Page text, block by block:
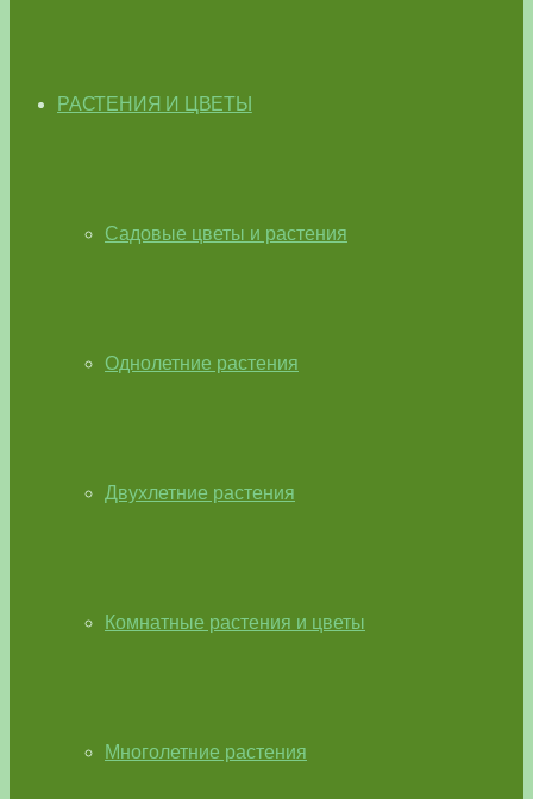
РАСТЕНИЯ И ЦВЕТЫ
Садовые цветы и растения
Однолетние растения
Двухлетние растения
Комнатные растения и цветы
Многолетние растения